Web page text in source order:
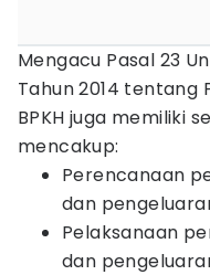
Mengacu Pasal 23
Tahun 2014 tentang
BPKH juga memiliki
mencakup:
Perencanaan
dan
Pelaksanaan
dan